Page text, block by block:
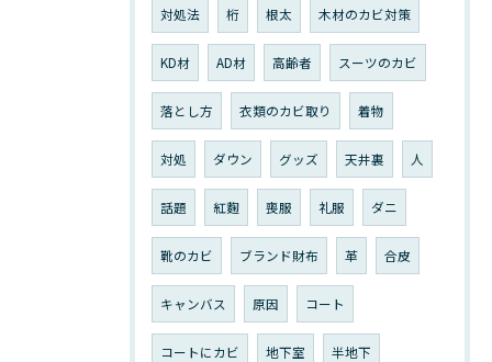
対処法 桁 根太 木材のカビ対策
KD材 AD材 高齢者 スーツのカビ
落とし方 衣類のカビ取り 着物
対処 ダウン グッズ 天井裏 人
話題 紅麴 喪服 礼服 ダニ
靴のカビ ブランド財布 革 合皮
キャンバス 原因 コート
コートにカビ 地下室 半地下